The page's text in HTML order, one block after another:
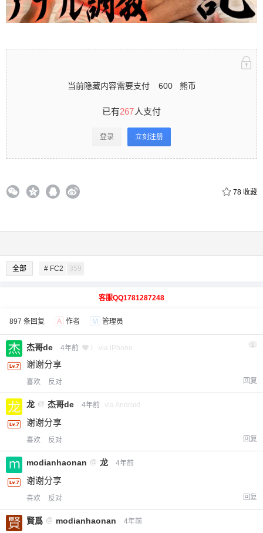
当前隐藏内容需要支付 600 熊币
已有267人支付
登录 立刻注册
78 收藏
全部 # FC2 359
客服QQ1781287248
897 条回复 A 作者 M 管理员
杰哥de 4年前 1 via iPhone 1
谢谢分享
喜欢 反对 回复
龙 @ 杰哥de 4年前 via Android
谢谢分享
喜欢 反对 回复
modianhaonan @ 龙 4年前
谢谢分享
喜欢 反对 回复
賢爲 @ modianhaonan 4年前